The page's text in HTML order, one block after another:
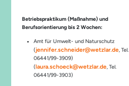
Betriebspraktikum (Maßnahme) und
Berufsorientierung bis 2 Wochen:
Amt für Umwelt- und Naturschutz
(jennifer.schneider@wetzlar.de, Tel.
06441/99-3909)
(laura.schoeck@wetzlar.de, Tel.
06441/99-3903)